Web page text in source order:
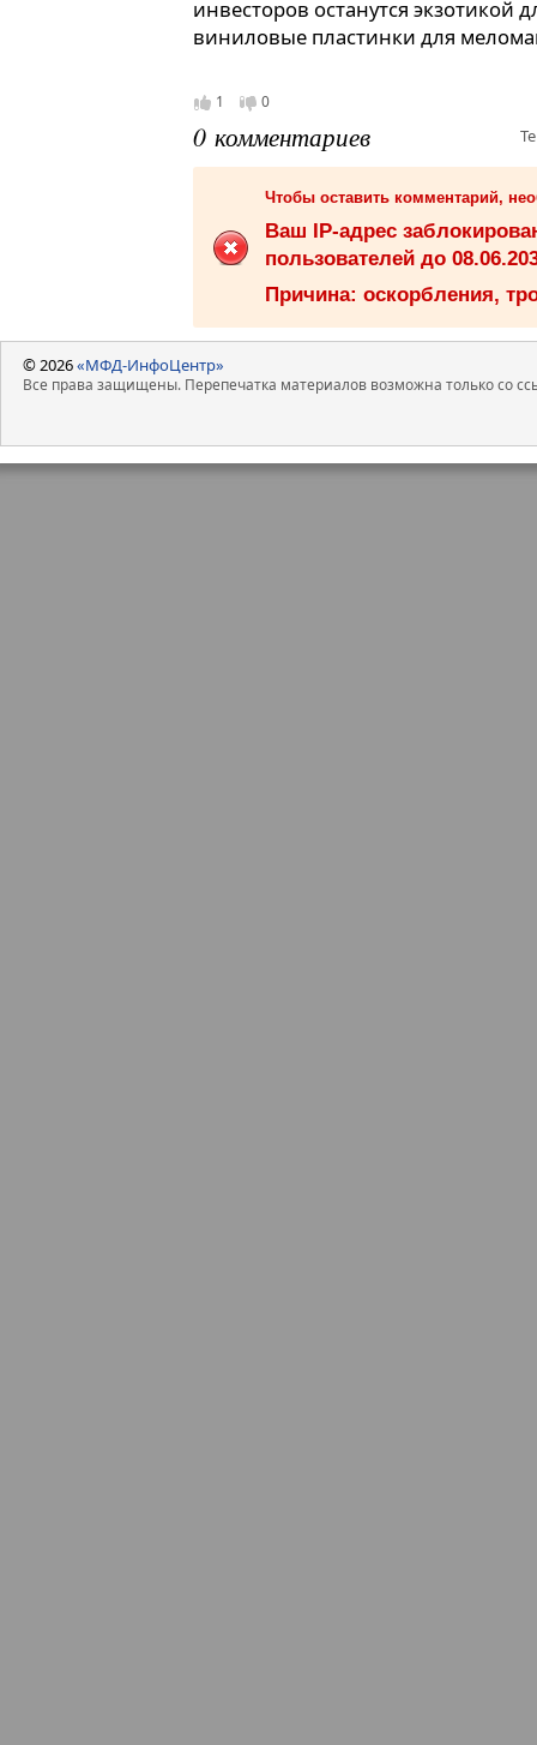
инвесторов останутся экзотикой
виниловые пластинки для
1 0
0 комментариев
Чтобы оставить комментарий,
Ваш IP-адрес
пользователей до
Причина: оскорбления,
© 2026«МФД-ИнфоЦентр»
Все права защищены. Перепечатка материалов возможна только со